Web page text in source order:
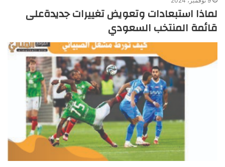
لماذا استبعادات وتعويض تغييرات جديدةعلى
قائمة المنتخب السعودي